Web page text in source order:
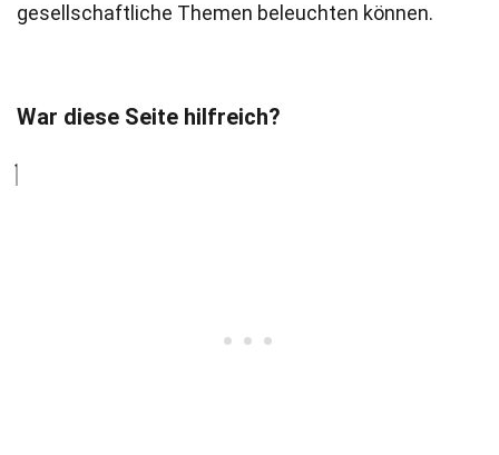
gesellschaftliche Themen beleuchten können.
War diese Seite hilfreich?